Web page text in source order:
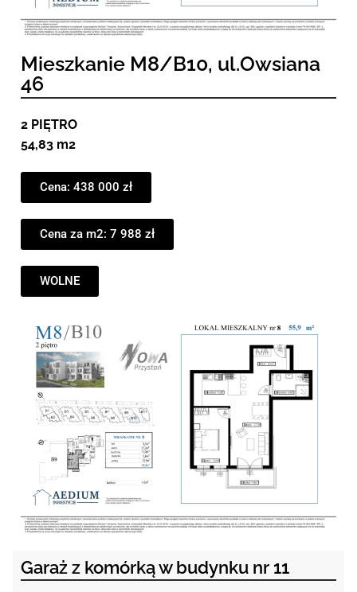
Mieszkanie M8/B10, ul.Owsiana
46
2 PIĘTRO
54,83 m2
Cena: 438 000 zł
Cena za m2: 7 988 zł
WOLNE
Garaż z komórką w budynku nr 11